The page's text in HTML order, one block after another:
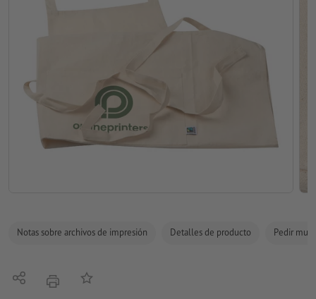
Notas sobre archivos de impresión Detalles de producto Pedir
CompartirimprimirAñadir a lista de favoritos